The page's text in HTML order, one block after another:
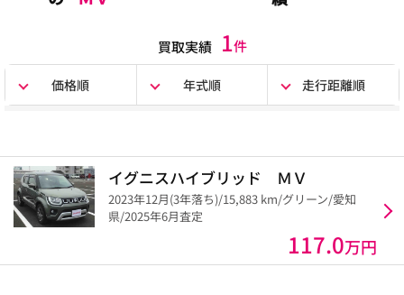
買取実績 1件
価格順 年式順 走行距離順
イグニスハイブリッド ＭＶ
2023年12月(3年落ち)/15,883 km/グリーン/愛知
県/2025年6月査定
117.0万円